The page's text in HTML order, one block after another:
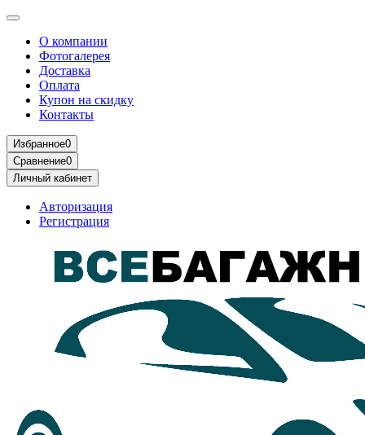
О компании
Фотогалерея
Доставка
Оплата
Купон на скидку
Контакты
Избранное0
Сравнение0
Личный кабинет
Авторизация
Регистрация